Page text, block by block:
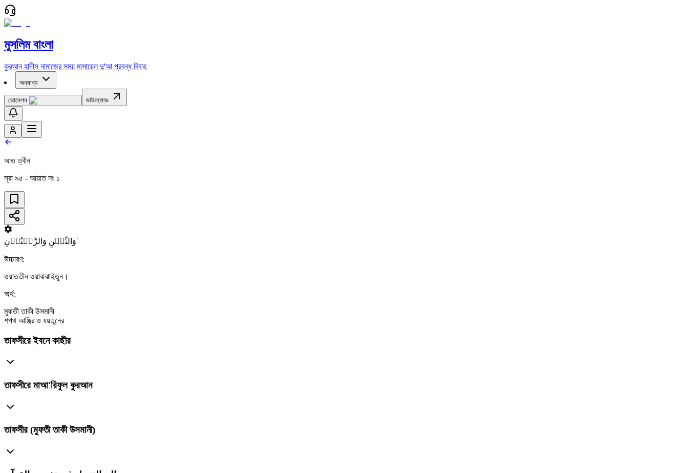
মুসলিম বাংলা
কুরআন হাদীস নামাজের সময় মাসায়েল দু'আ প্রবন্ধ বিবাহ
অন্যান্য
ডোনেশন ডাউনলোড
আত ত্বীন
সূরা ৯৫ - আয়াত নং ১
وَالتِّیۡنِ وَالزَّیۡتُوۡنِ ۙ
উচ্চারণ:
ওয়াততীন ওয়াঝঝাইতূন।
অর্থ:
মুফতী তাকী উসমানী
শপথ আঞ্জির ও যয়তুনের
তাফসীরে ইবনে কাছীর
তাফসীরে মাআ'রিফুল কুরআন
তাফসীর (মুফতী তাকী উসমানী)